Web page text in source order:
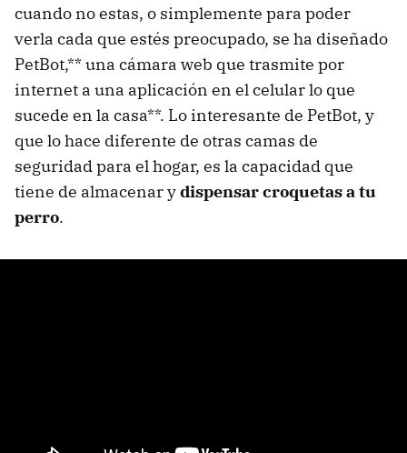
cuando no estas, o simplemente para poder
verla cada que estés preocupado, se ha diseñado
PetBot,** una cámara web que trasmite por
internet a una aplicación en el celular lo que
sucede en la casa**. Lo interesante de PetBot, y
que lo hace diferente de otras camas de
seguridad para el hogar, es la capacidad que
tiene de almacenar ydispensar croquetas a tu
perro.